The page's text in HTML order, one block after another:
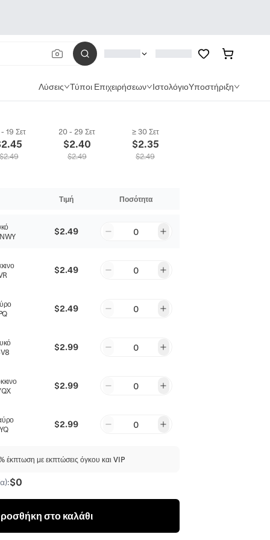
Λύσεις Τύποι Επιχειρήσεων ΙστολόγιοΥποστήριξη
19 Σετ
2.45
2.49
20 - 29 Σετ
$2.40
$2.49
≥ 30 Σετ
$2.35
$2.49
Τιμή Ποσότητα
$2.49 0
$2.49 0
$2.49 0
$2.99 0
$2.99 0
$2.99 0
έκπτωση με εκπτώσεις όγκου και VIP
$0
στο καλάθι